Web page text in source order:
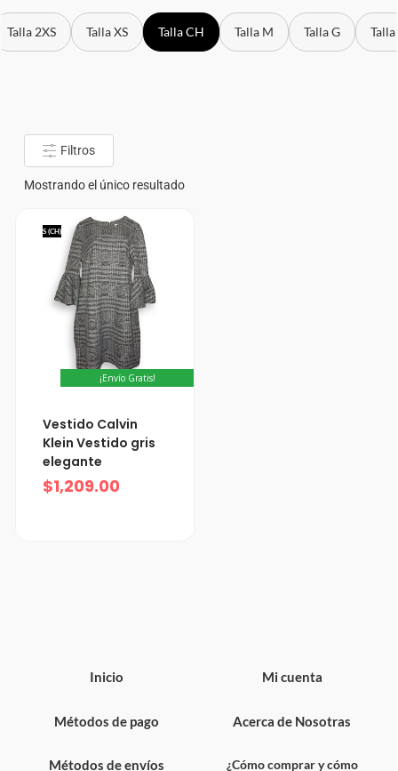
Talla 2XS Talla XS Talla CH Talla M Talla G Talla
Filtros
Mostrando el único resultado
S (CH)
¡Envío Gratis!
Vestido Calvin
Klein Vestido gris
elegante
$1,209.00
Inicio
Métodos de pago
Métodos de envíos
Mi cuenta
Acerca de Nosotras
¿Cómo comprar y cómo